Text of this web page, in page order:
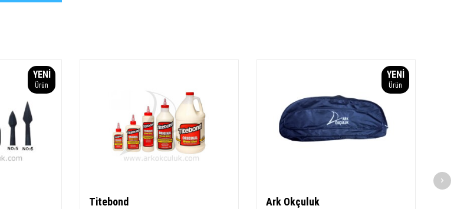
YENI
Ürün
Titebond
YENI
Ürün
Ark Okçuluk